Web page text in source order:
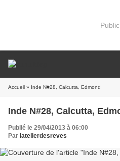
Accueil » Inde N#28, Calcutta, Edmond
Inde N#28, Calcutta,
Publié le 29/04/2013 à 06:00
Par latelierdesreves